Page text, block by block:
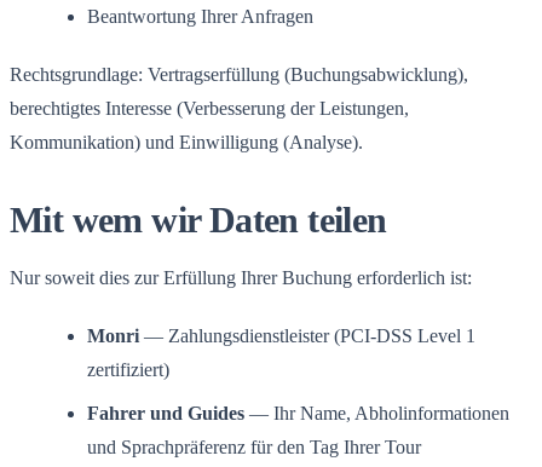
Beantwortung Ihrer Anfragen
Rechtsgrundlage: Vertragserfüllung (Buchungsabwicklung),
berechtigtes Interesse (Verbesserung der Leistungen,
Kommunikation) und Einwilligung (Analyse).
Mit wem wir Daten teilen
Nur soweit dies zur Erfüllung Ihrer Buchung erforderlich ist:
Monri — Zahlungsdienstleister (PCI-DSS Level 1
zertifiziert)
Fahrer und Guides — Ihr Name, Abholinformationen
und Sprachpräferenz für den Tag Ihrer Tour